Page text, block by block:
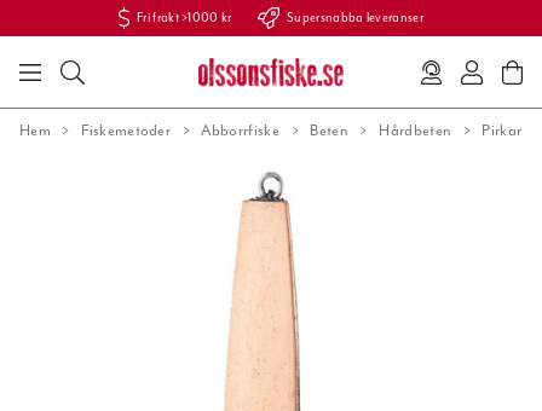
Fri frakt >1000 kr Supersnabba leveranser
Hem Fiskemetoder Abborrfiske Beten Hårdbeten Pirkar